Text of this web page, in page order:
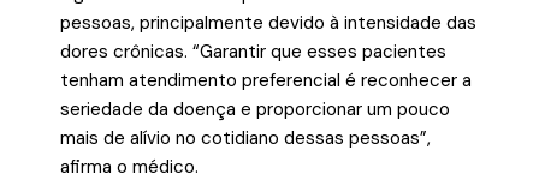
pessoas, principalmente devido à intensidade das
dores crônicas. “Garantir que esses pacientes
tenham atendimento preferencial é reconhecer a
seriedade da doença e proporcionar um pouco
mais de alívio no cotidiano dessas pessoas”,
afirma o médico.